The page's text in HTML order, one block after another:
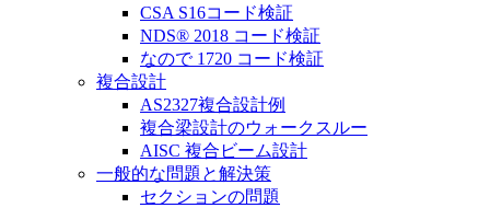
CSA S16コード検証
NDS® 2018 コード検証
なので 1720 コード検証
複合設計
AS2327複合設計例
複合梁設計のウォークスルー
AISC 複合ビーム設計
一般的な問題と解決策
セクションの問題